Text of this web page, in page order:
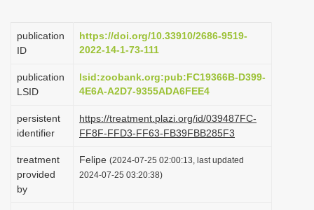
t
i
o
n
publication
ID
https://doi.org/10.33910/2686-9519-
2022-14-1-73-111
publication
LSID
lsid:zoobank.org:pub:FC19366B-D399-
4E6A-A2D7-9355ADA6FEE4
persistent
identifier
https://treatment.plazi.org/id/039487FC-
FF8F-FFD3-FF63-FB39FBB285F3
treatment
provided
by
Felipe (2024-07-25 02:00:13, last updated
2024-07-25 03:20:38)